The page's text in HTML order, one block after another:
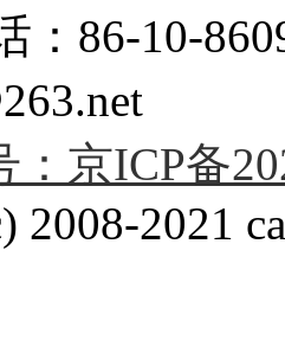
：86-10-
：京ICP备
2008-2021